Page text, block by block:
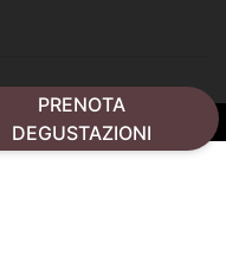
Passepartout
PRENOTA
DEGUSTAZIONI